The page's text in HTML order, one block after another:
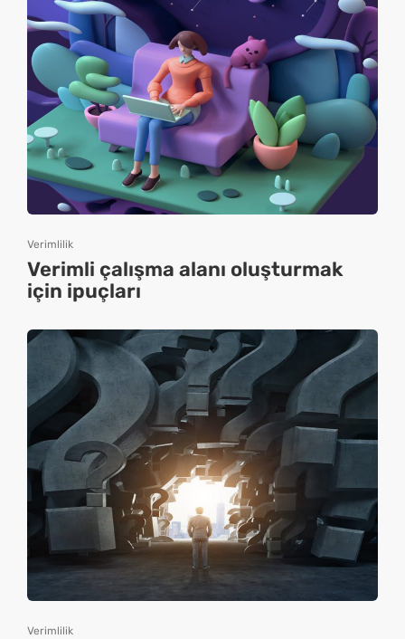
Verimlilik
Verimli çalışma alanı oluşturmak
için ipuçları
Verimlilik